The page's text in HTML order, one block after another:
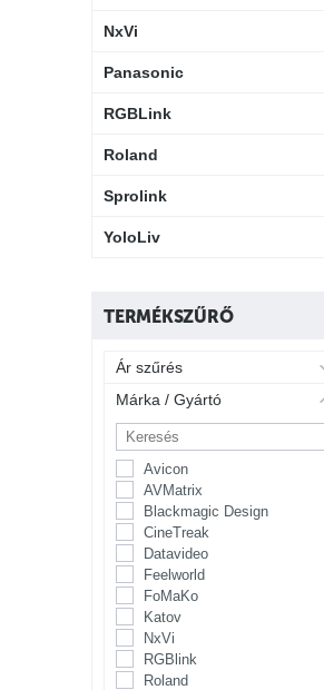
NxVi
Panasonic
RGBLink
Roland
Sprolink
YoloLiv
TERMÉKSZŰRŐ
Ár szűrés
Márka / Gyártó
Avicon
AVMatrix
Blackmagic Design
CineTreak
Datavideo
Feelworld
FoMaKo
Katov
NxVi
RGBlink
Roland